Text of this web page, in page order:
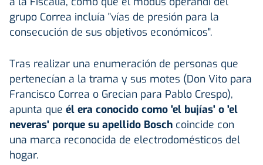
grupo Correa incluía "vías de presión para la
consecución de sus objetivos económicos".
Tras realizar una enumeración de personas que
pertenecían a la trama y sus motes (Don Vito para
Francisco Correa o Grecian para Pablo Crespo),
apunta que él era conocido como 'el bujías' o 'el
neveras' porque su apellido Bosch coincide con
una marca reconocida de electrodomésticos del
hogar.